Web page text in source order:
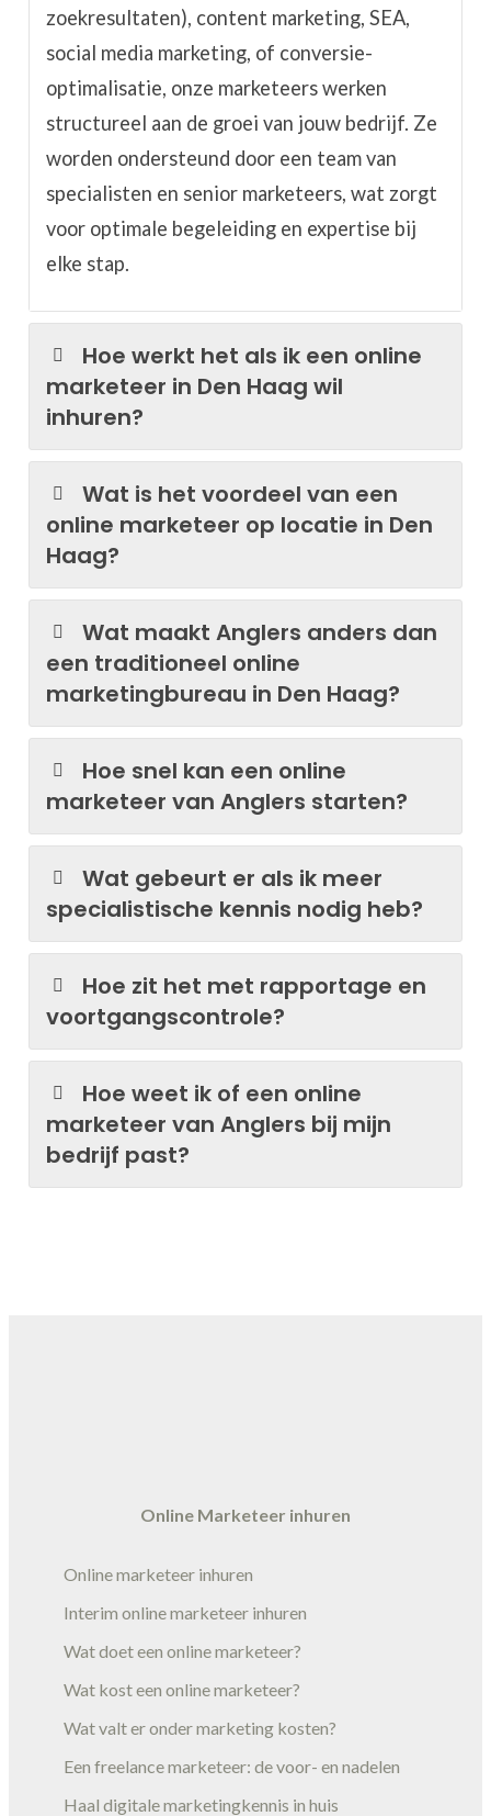
zoekresultaten), content marketing, SEA,
social media marketing, of conversie-
optimalisatie, onze marketeers werken
structureel aan de groei van jouw bedrijf. Ze
worden ondersteund door een team van
specialisten en senior marketeers, wat zorgt
voor optimale begeleiding en expertise bij
elke stap.
Hoe werkt het als ik een online
marketeer in Den Haag wil
inhuren?
Wat is het voordeel van een
online marketeer op locatie in Den
Haag?
Wat maakt Anglers anders dan
een traditioneel online
marketingbureau in Den Haag?
Hoe snel kan een online
marketeer van Anglers starten?
Wat gebeurt er als ik meer
specialistische kennis nodig heb?
Hoe zit het met rapportage en
voortgangscontrole?
Hoe weet ik of een online
marketeer van Anglers bij mijn
bedrijf past?
Online Marketeer inhuren
Online marketeer inhuren
Interim online marketeer inhuren
Wat doet een online marketeer?
Wat kost een online marketeer?
Wat valt er onder marketing kosten?
Een freelance marketeer: de voor- en nadelen
Haal digitale marketingkennis in huis